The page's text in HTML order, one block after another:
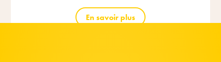
En savoir plus